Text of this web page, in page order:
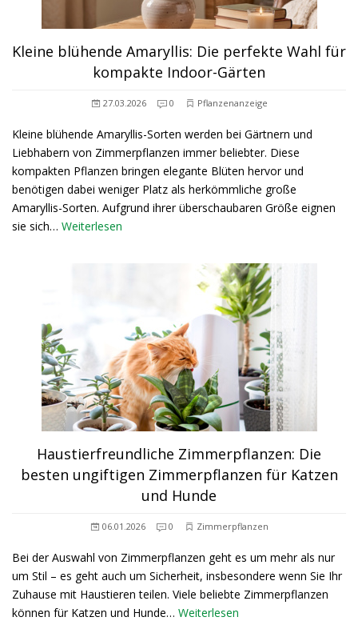
Kleine blühende Amaryllis: Die perfekte Wahl für
kompakte Indoor-Gärten
27.03.2026 0 Pflanzenanzeige
Kleine blühende Amaryllis-Sorten werden bei Gärtnern und
Liebhabern von Zimmerpflanzen immer beliebter. Diese
kompakten Pflanzen bringen elegante Blüten hervor und
benötigen dabei weniger Platz als herkömmliche große
Amaryllis-Sorten. Aufgrund ihrer überschaubaren Größe eignen
sie sich… Weiterlesen
Haustierfreundliche Zimmerpflanzen: Die
besten ungiftigen Zimmerpflanzen für Katzen
und Hunde
06.01.2026 0 Zimmerpflanzen
Bei der Auswahl von Zimmerpflanzen geht es um mehr als nur
um Stil – es geht auch um Sicherheit, insbesondere wenn Sie Ihr
Zuhause mit Haustieren teilen. Viele beliebte Zimmerpflanzen
können für Katzen und Hunde… Weiterlesen